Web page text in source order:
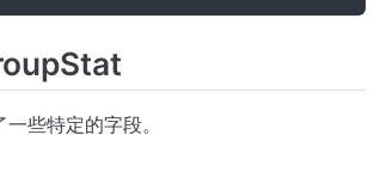
些特定的字段。